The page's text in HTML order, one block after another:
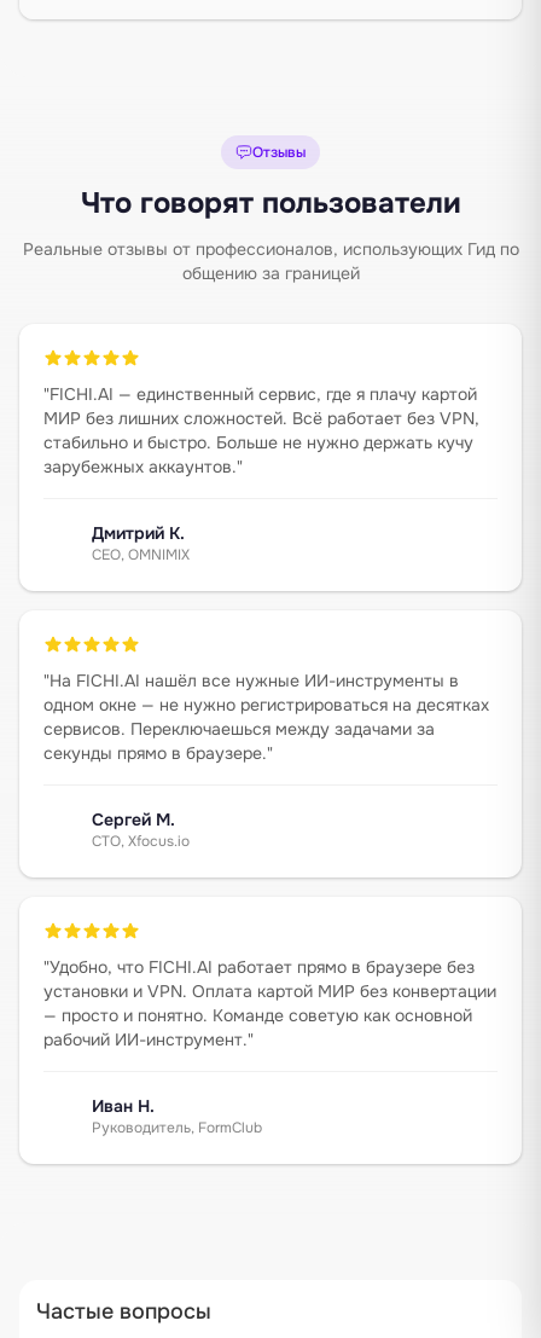
Отзывы
Что говорят пользователи
Реальные отзывы от профессионалов, использующих Гид по
общению за границей
"FICHI.AI — единственный сервис, где я плачу картой
МИР без лишних сложностей. Всё работает без VPN,
стабильно и быстро. Больше не нужно держать кучу
зарубежных аккаунтов."
Дмитрий К.
CEO, OMNIMIX
"На FICHI.AI нашёл все нужные ИИ-инструменты в
одном окне — не нужно регистрироваться на десятках
сервисов. Переключаешься между задачами за
секунды прямо в браузере."
Сергей М.
CTO, Xfocus.io
"Удобно, что FICHI.AI работает прямо в браузере без
установки и VPN. Оплата картой МИР без конвертации
— просто и понятно. Команде советую как основной
рабочий ИИ-инструмент."
Иван Н.
Руководитель, FormClub
Частые вопросы